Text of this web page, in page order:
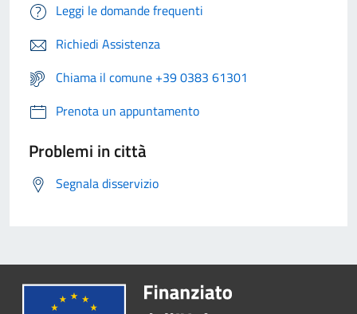
Leggi le domande frequenti
Richiedi Assistenza
Chiama il comune +39 0383 61301
Prenota un appuntamento
Problemi in città
Segnala disservizio